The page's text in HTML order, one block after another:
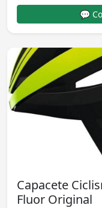
💬
Capacete
Fluor Original